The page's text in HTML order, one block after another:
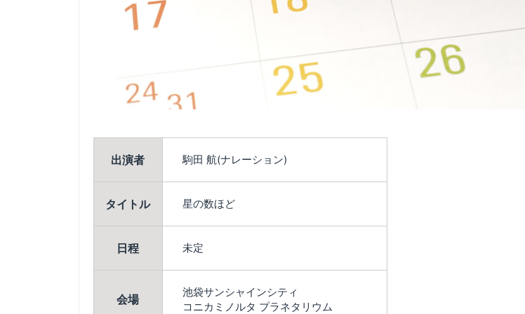
出演者 駒田 航(ナレーション)
タイトル 星の数ほど
日程 未定
会場
池袋サンシャインシティ
コニカミノルタ プラネタリウム